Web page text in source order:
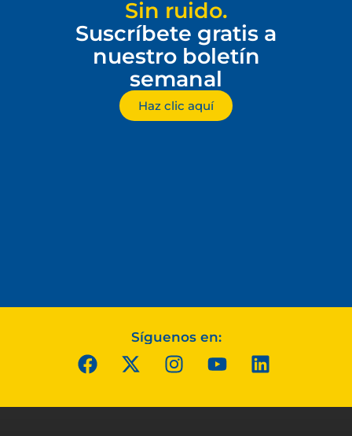
Sin ruido.
Suscríbete gratis a
nuestro boletín
semanal
Haz clic aquí
Síguenos en: